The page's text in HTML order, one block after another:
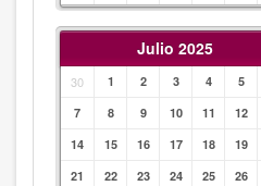
Julio 2025
30 1 2 3 4 5
7
8 9 10 11 12
14
15 16 17 18 19
21
22 23 24 25 26